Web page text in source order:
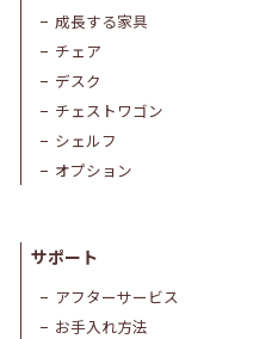
成長する家具
チェア
デスク
チェストワゴン
シェルフ
オプション
サポート
アフターサービス
お手入れ方法